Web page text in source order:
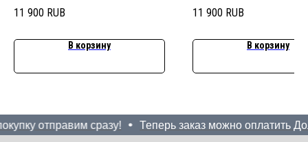
11 900 RUB
В корзину
11 900 RUB
В корзину
отправим сразу! Теперь заказ можно оплатить